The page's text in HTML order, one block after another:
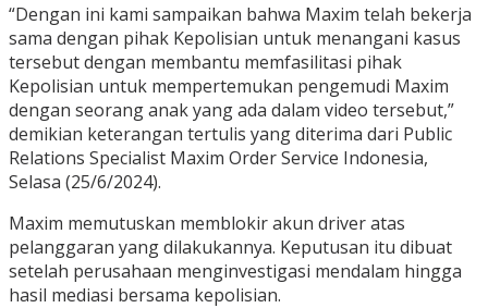
“Dengan ini kami sampaikan bahwa Maxim telah bekerja
sama dengan pihak Kepolisian untuk menangani kasus
tersebut dengan membantu memfasilitasi pihak
Kepolisian untuk mempertemukan pengemudi Maxim
dengan seorang anak yang ada dalam video tersebut,”
demikian keterangan tertulis yang diterima dari Public
Relations Specialist Maxim Order Service Indonesia,
Selasa (25/6/2024).
Maxim memutuskan memblokir akun driver atas
pelanggaran yang dilakukannya. Keputusan itu dibuat
setelah perusahaan menginvestigasi mendalam hingga
hasil mediasi bersama kepolisian.